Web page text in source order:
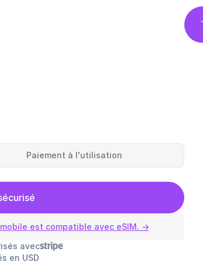
Paiement à l'utilisation
est compatible avec eSIM. →
avec
en USD